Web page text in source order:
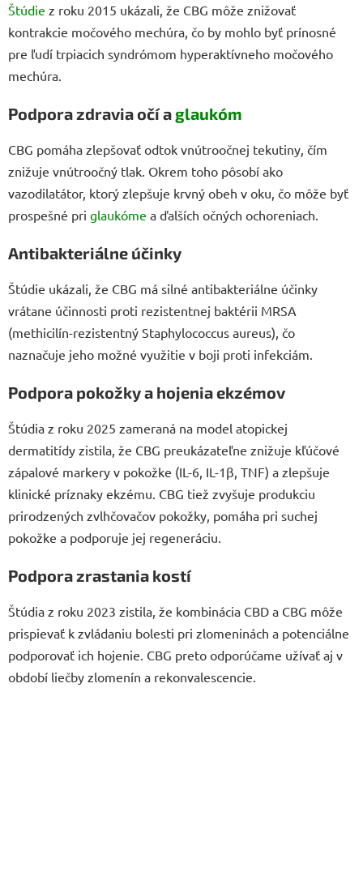
Štúdie z roku 2015 ukázali, že CBG môže znižovať
kontrakcie močového mechúra, čo by mohlo byť prínosné
pre ľudí trpiacich syndrómom hyperaktívneho močového
mechúra.
Podpora zdravia očí a glaukóm
CBG pomáha zlepšovať odtok vnútroočnej tekutiny, čím
znižuje vnútroočný tlak. Okrem toho pôsobí ako
vazodilatátor, ktorý zlepšuje krvný obeh v oku, čo môže byť
prospešné pri glaukóme a ďalších očných ochoreniach.
Antibakteriálne účinky
Štúdie ukázali, že CBG má silné antibakteriálne účinky
vrátane účinnosti proti rezistentnej baktérii MRSA
(methicilín-rezistentný Staphylococcus aureus), čo
naznačuje jeho možné využitie v boji proti infekciám.
Podpora pokožky a hojenia ekzémov
Štúdia z roku 2025 zameraná na model atopickej
dermatitídy zistila, že CBG preukázateľne znižuje kľúčové
zápalové markery v pokožke (IL-6, IL-1β, TNF) a zlepšuje
klinické príznaky ekzému. CBG tiež zvyšuje produkciu
prirodzených zvlhčovačov pokožky, pomáha pri suchej
pokožke a podporuje jej regeneráciu.
Podpora zrastania kostí
Štúdia z roku 2023 zistila, že kombinácia CBD a CBG môže
prispievať k zvládaniu bolesti pri zlomeninách a potenciálne
podporovať ich hojenie. CBG preto odporúčame užívať aj v
období liečby zlomenín a rekonvalescencie.